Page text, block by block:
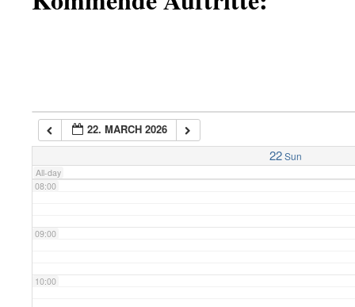
22. MARCH 2026
22 Sun
All-day
07:00
08:00
09:00
10:00